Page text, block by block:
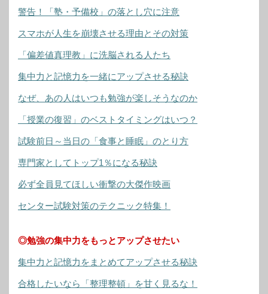
警告！「塾・予備校」の落とし穴に注意
スマホが人生を崩壊させる理由とその対策
「偏差値真理教」に洗脳される人たち
集中力と記憶力を一緒にアップさせる秘訣
なぜ、あの人はいつも勉強が楽しそうなのか
「授業の復習」のベストタイミングはいつ？
試験前日～当日の「食事と睡眠」のとり方
専門家としてトップ1％になる秘訣
必ず全員見てほしい衝撃の大傑作映画
センター試験対策のテクニック特集！
◎勉強の集中力をもっとアップさせたい
集中力と記憶力をまとめてアップさせる秘訣
合格したいなら「整理整頓」を甘く見るな！